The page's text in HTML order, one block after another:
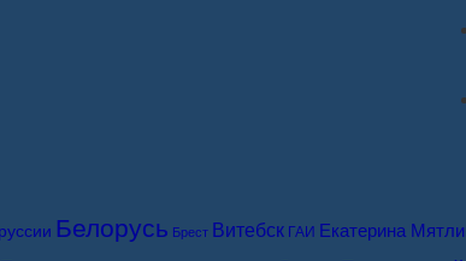
Белорусь Брест Витебск ГАИ Екатерина